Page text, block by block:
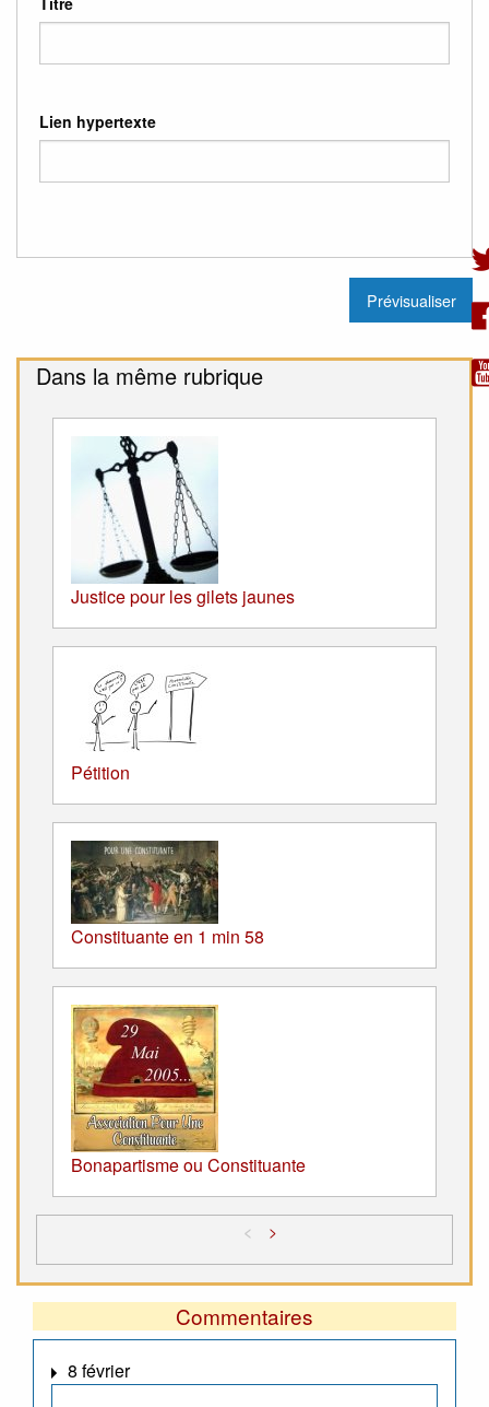
Lien hypertexte
Dans la même rubrique
Justice pour les gilets jaunes
Pétition
Constituante en 1 min 58
Bonapartisme ou Constituante
< >
Commentaires
8 février